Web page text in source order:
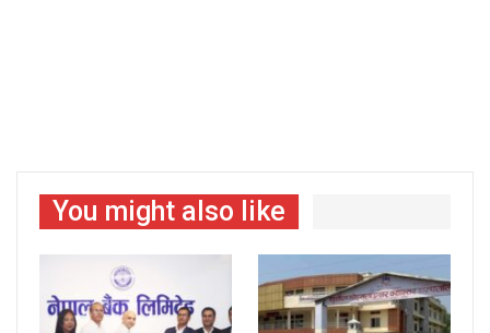
You might also like